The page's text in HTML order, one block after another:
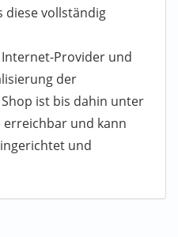
diese vollständig
Provider und
der
ist bis dahin unter
erreichbar und kann
und